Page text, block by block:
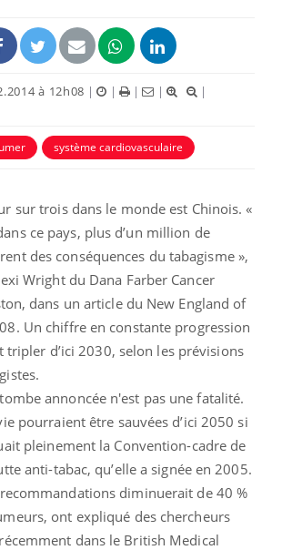
à 12h08 | | | |
|
système cardiovasculaire
sur trois dans le monde est Chinois. «
ce pays, plus d’un million de
des conséquences du tabagisme »,
Wright du Dana Farber Cancer
dans un article du New England of
Un chiffre en constante progression
tripler d’ici 2030, selon les prévisions
annoncée n'est pas une fatalité.
pourraient être sauvées d’ici 2050 si
pleinement la Convention-cadre de
anti-tabac, qu’elle a signée en 2005.
diminuerait de 40 %
ont expliqué des chercheurs
dans le British Medical